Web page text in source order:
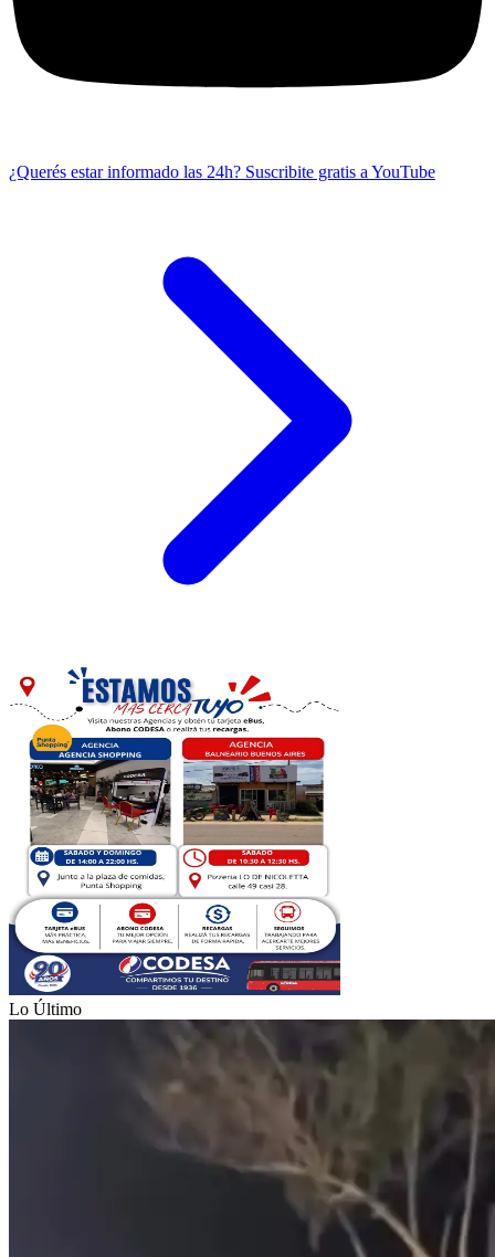
¿Querés estar informado las 24h? Suscribite gratis a YouTube
Lo Último